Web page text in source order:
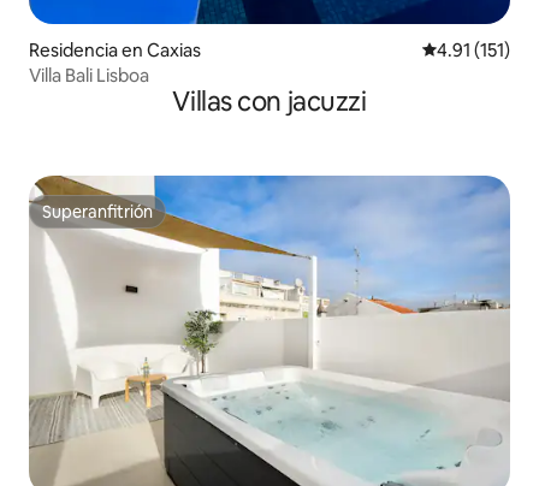
Residencia en Caxias Calificación
4.91 (151)
Villa Bali Lisboa
Villas con jacuzzi
Superanfitrión
Superanfitrión